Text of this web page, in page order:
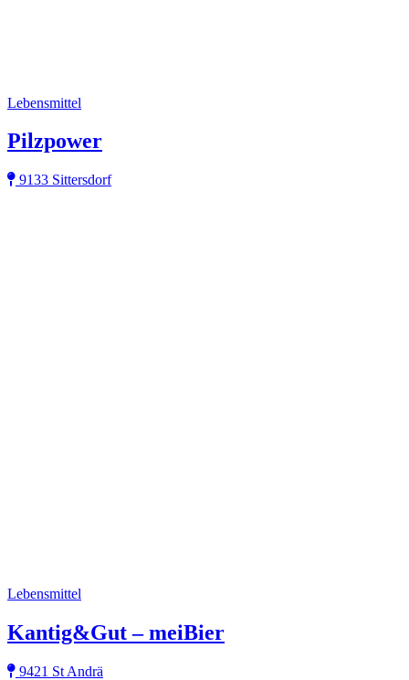
Lebensmittel
Pilzpower
9133 Sittersdorf
Lebensmittel
Kantig&Gut – meiBier
9421 St Andrä